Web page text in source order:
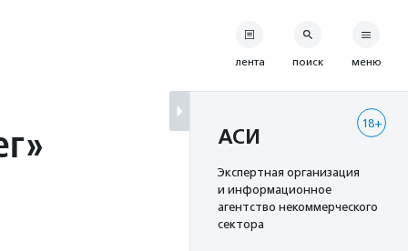
лента поиск меню
18+
АСИ
Экспертная организация
и информационное
агентство некоммерческого
сектора